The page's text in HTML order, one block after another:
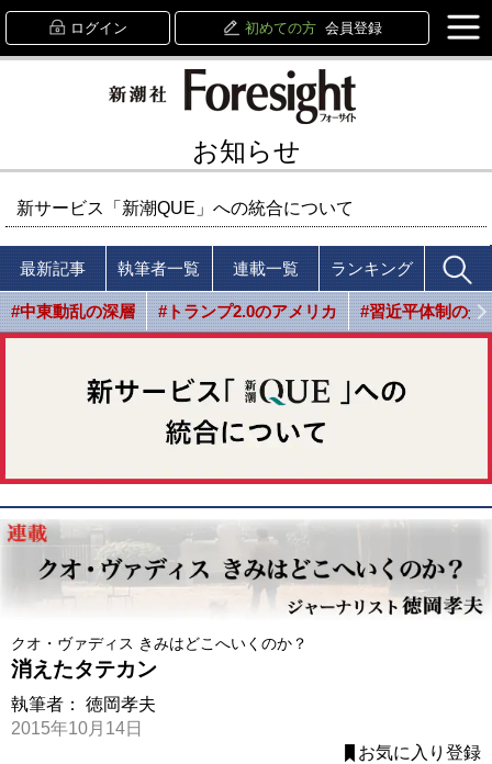
ログイン 初めての方 会員登録
お知らせ
新サービス「新潮QUE」への統合について
最新記事 執筆者一覧 連載一覧 ランキング
#中東動乱の深層 #トランプ2.0のアメリカ #習近平体制の光
クオ・ヴァディス きみはどこへいくのか？
消えたタテカン
執筆者： 徳岡孝夫
2015年10月14日
お気に入り登録